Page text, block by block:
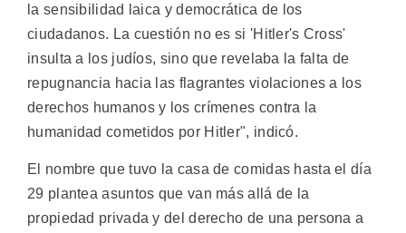
la sensibilidad laica y democrática de los
ciudadanos. La cuestión no es si 'Hitler's Cross'
insulta a los judíos, sino que revelaba la falta de
repugnancia hacia las flagrantes violaciones a los
derechos humanos y los crímenes contra la
humanidad cometidos por Hitler", indicó.
El nombre que tuvo la casa de comidas hasta el día
29 plantea asuntos que van más allá de la
propiedad privada y del derecho de una persona a